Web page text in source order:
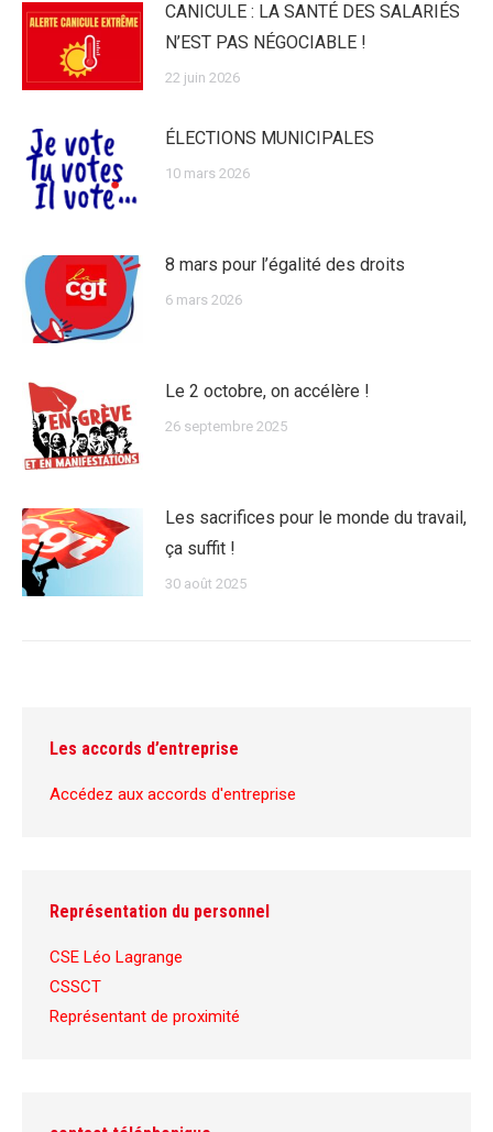
CANICULE : LA SANTÉ DES SALARIÉS
N’EST PAS NÉGOCIABLE !
22 juin 2026
ÉLECTIONS MUNICIPALES
10 mars 2026
8 mars pour l’égalité des droits
6 mars 2026
Le 2 octobre, on accélère !
26 septembre 2025
Les sacrifices pour le monde du travail,
ça suffit !
30 août 2025
Les accords d’entreprise
Accédez aux accords d'entreprise
Représentation du personnel
CSE Léo Lagrange
CSSCT
Représentant de proximité